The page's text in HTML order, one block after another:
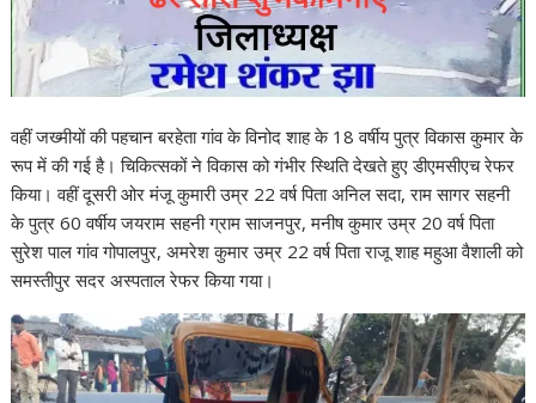
वहीं जख्मीयों की पहचान बरहेता गांव के विनोद शाह के 18 वर्षीय पुत्र विकास कुमार के
रूप में की गई है। चिकित्सकों ने विकास को गंभीर स्थिति देखते हुए डीएमसीएच रेफर
किया। वहीं दूसरी ओर मंजू कुमारी उम्र 22 वर्ष पिता अनिल सदा, राम सागर सहनी
के पुत्र 60 वर्षीय जयराम सहनी ग्राम साजनपुर, मनीष कुमार उम्र 20 वर्ष पिता
सुरेश पाल गांव गोपालपुर, अमरेश कुमार उम्र 22 वर्ष पिता राजू शाह महुआ वैशाली को
समस्तीपुर सदर अस्पताल रेफर किया गया।